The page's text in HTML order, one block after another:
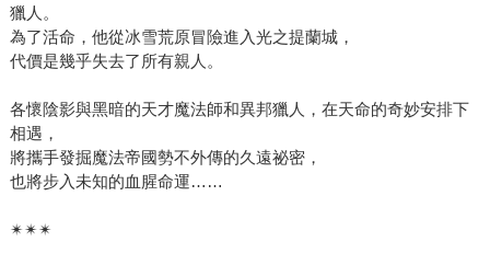
獵人。
為了活命，他從冰雪荒原冒險進入光之提蘭城，
代價是幾乎失去了所有親人。
各懷陰影與黑暗的天才魔法師和異邦獵人，在天命的奇妙安排下
相遇，
將攜手發掘魔法帝國勢不外傳的久遠祕密，
也將步入未知的血腥命運……
✴✴✴